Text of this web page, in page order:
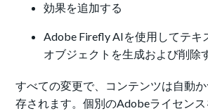
効果を追加する
Adobe Firefly AIを使用してテキ
オブジェクトを生成および削除
すべての変更で、コンテンツは自動
存されます。個別のAdobeライセン